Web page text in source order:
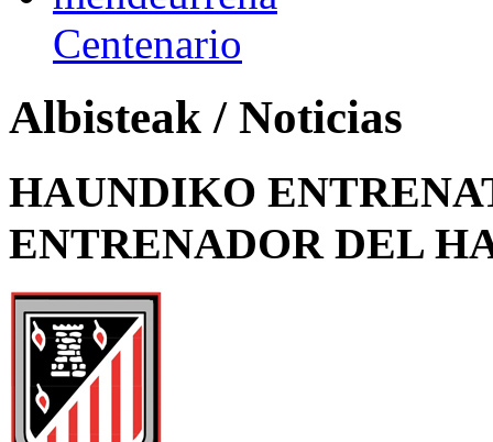
Centenario
Albisteak / Noticias
HAUNDIKO
ENTRENADOR DEL